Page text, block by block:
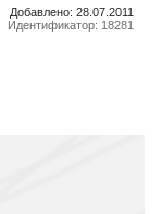
Добавлено: 28.07.2011
Идентификатор: 18281